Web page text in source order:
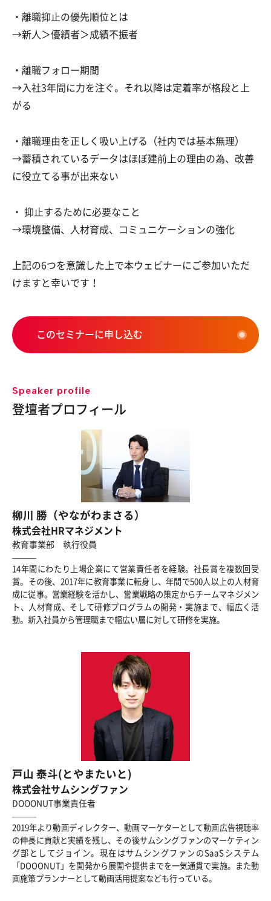
・離職抑止の優先順位とは
→新人＞優績者＞成績不振者
・離職フォロー期間
→入社3年間に力を注ぐ。それ以降は定着率が格段と上
がる
・離職理由を正しく吸い上げる（社内では基本無理）
→蓄積されているデータはほぼ建前上の理由の為、改善
に役立てる事が出来ない
・ 抑止するために必要なこと
→環境整備、人材育成、コミュニケーションの強化
上記の6つを意識した上で本ウェビナーにご参加いただ
けますと幸いです！
このセミナーに申し込む
Speaker profile
登壇者プロフィール
柳川 勝（やながわまさる）
株式会社HRマネジメント
教育事業部 執行役員
14年間にわたり上場企業にて営業責任者を経験。社長賞を複数回受
賞。その後、2017年に教育事業に転身し、年間で500人以上の人材育
成に従事。営業経験を活かし、営業戦略の策定からチームマネジメン
ト、人材育成、そして研修プログラムの開発・実施まで、幅広く活
動。新入社員から管理職まで幅広い層に対して研修を実施。
戸山 泰斗(とやまたいと)
株式会社サムシングファン
DOOONUT事業責任者
2019年より動画ディレクター、動画マーケターとして動画広告視聴率
の伸長に貢献と実績を残し、その後サムシングファンのマーケティン
グ部としてジョイン。現在はサムシングファンのSaaSシステム
「DOOONUT」を開発から展開や提供までを一気通貫で実施。また動
画施策プランナーとして動画活用提案なども行っている。